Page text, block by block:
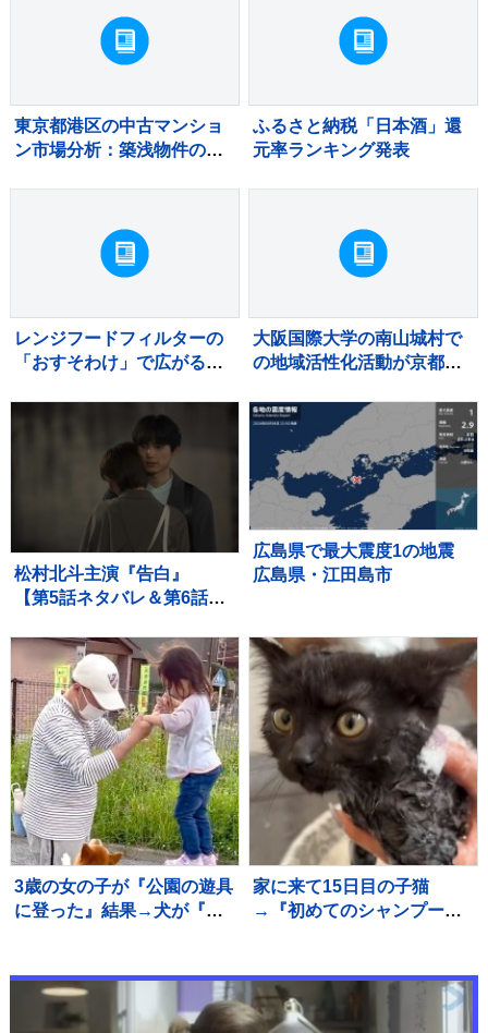
東京都港区の中古マンショ
ン市場分析：築浅物件の滞
ふるさと納税「日本酒」還
元率ランキング発表
レンジフードフィルターの
「おすそわけ」で広がる予
大阪国際大学の南山城村で
の地域活性化活動が京都府
松村北斗主演『告白』
【第5話ネタバレ＆第6話あ
写真7点」も！！
広島県で最大震度1の地震
広島県・江田島市
3歳の女の子が『公園の遊具
に登った』結果→犬が『高
「守ろうとしてる」「優し
いお姉さん」
家に来て15日目の子猫
→『初めてのシャンプー』
い子」「かわいー」と癒さ
れる人が続出